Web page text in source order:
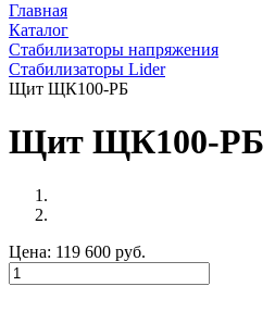
Главная
Каталог
Стабилизаторы напряжения
Стабилизаторы Lider
Щит ЩК100-РБ
Щит ЩК100-РБ
Цена: 119 600 руб.